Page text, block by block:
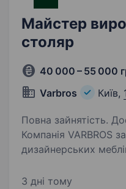
Майстер
столяр
40 000 – 55 000
Varbros Київ,
Повна зайнятість.
Компанія VARBROS
дизайнерських
збільшенням
3 дні тому